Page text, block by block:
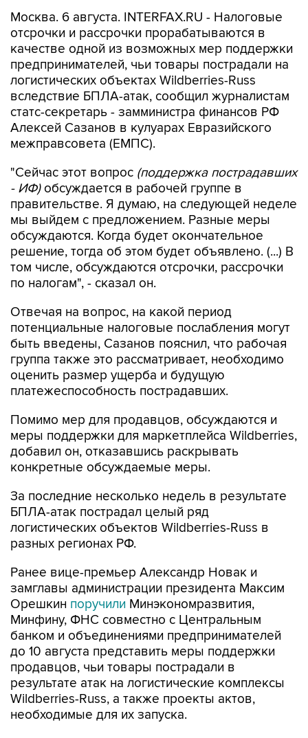
качестве одной из возможных мер поддержки
предпринимателей, чьи товары пострадали на
логистических объектах Wildberries-Russ
вследствие БПЛА-атак, сообщил журналистам
статс-секретарь - замминистра финансов РФ
Алексей Сазанов в кулуарах Евразийского
межправсовета (ЕМПС).
"Сейчас этот вопрос(поддержка пострадавших
правительстве. Я думаю, на следующей неделе
мы выйдем с предложением. Разные меры
обсуждаются. Когда будет окончательное
решение, тогда об этом будет объявлено. (...) В
том числе, обсуждаются отсрочки, рассрочки
по налогам", - сказал он.
Отвечая на вопрос, на какой период
быть введены, Сазанов пояснил, что рабочая
группа также это рассматривает, необходимо
оценить размер ущерба и будущую
платежеспособность пострадавших.
Помимо мер для продавцов, обсуждаются и
добавил он, отказавшись раскрывать
конкретные обсуждаемые меры.
За последние несколько недель в результате
логистических объектов Wildberries-Russ в
разных регионах РФ.
Ранее вице-премьер Александр Новак и
ОрешкинпоручилиМинэкономразвития,
Минфину, ФНС совместно с Центральным
банком и объединениями предпринимателей
до 10 августа представить меры поддержки
продавцов, чьи товары пострадали в
результате атак на логистические комплексы
Wildberries-Russ, а также проекты актов,
необходимые для их запуска.
Глава Минэкономразвития Максим Решетников